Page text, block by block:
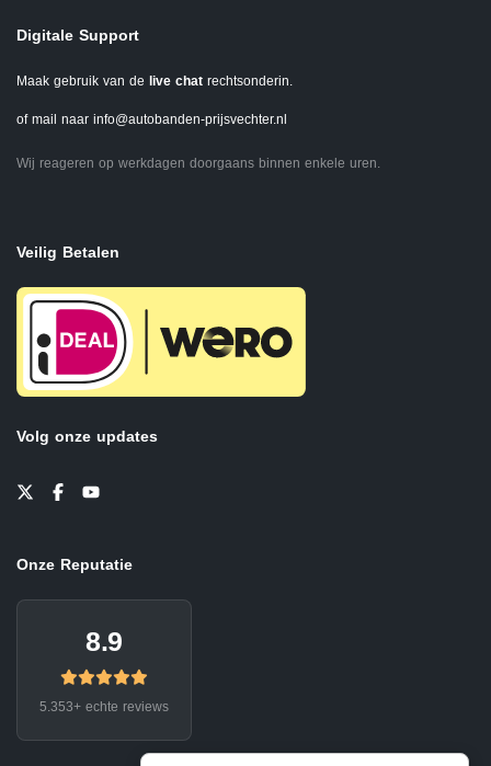
Digitale Support
Maak gebruik van de live chat rechtsonderin.
of mail naar info@autobanden-prijsvechter.nl
Wij reageren op werkdagen doorgaans binnen enkele uren.
Veilig Betalen
Volg onze updates
Onze Reputatie
8.9
5.353+ echte reviews